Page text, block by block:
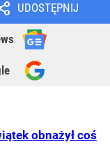
UDOSTĘPNIJ
obnażył coś